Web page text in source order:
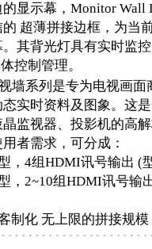
的显示幕，Monitor Wall
的 超薄拼接边框，为当
其背光灯具有实时监
控制管理。
墙系列是专为电视画
实时资料及图象。这
晶监视器、投影机的高
者需求，可分成：
，4组HDMI讯号输出 (
，2~10组HDMI讯号输
制化 无上限的拼接规模